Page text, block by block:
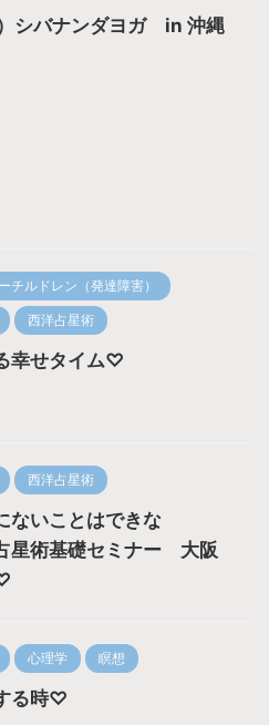
シバナンダヨガ in 沖縄
チルドレン（発達障害）
西洋占星術
幸せタイム♡
西洋占星術
ないことはできな
星術基礎セミナー 大阪
心理学 瞑想
る時♡